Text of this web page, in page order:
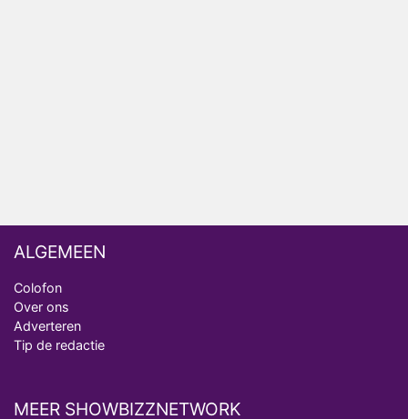
ALGEMEEN
Colofon
Over ons
Adverteren
Tip de redactie
MEER SHOWBIZZNETWORK